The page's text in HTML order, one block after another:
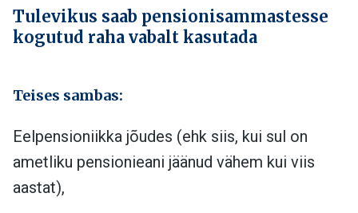
Tulevikus saab pensionisammastesse
kogutud raha vabalt kasutada
Teises sambas:
Eelpensioniikka jõudes (ehk siis, kui sul on
ametliku pensionieani jäänud vähem kui viis
aastat),